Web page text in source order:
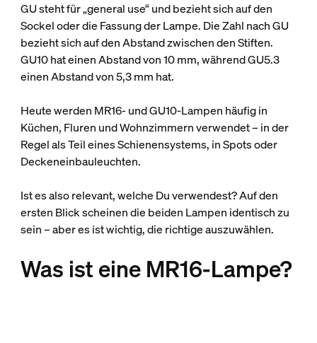
GU steht für „general use“ und bezieht sich auf den
Sockel oder die Fassung der Lampe. Die Zahl nach GU
bezieht sich auf den Abstand zwischen den Stiften.
GU10 hat einen Abstand von 10 mm, während GU5.3
einen Abstand von 5,3 mm hat.
Heute werden MR16- und GU10-Lampen häufig in
Küchen, Fluren und Wohnzimmern verwendet – in der
Regel als Teil eines Schienensystems, in Spots oder
Deckeneinbauleuchten.
Ist es also relevant, welche Du verwendest? Auf den
ersten Blick scheinen die beiden Lampen identisch zu
sein – aber es ist wichtig, die richtige auszuwählen.
Was ist eine MR16-Lampe?